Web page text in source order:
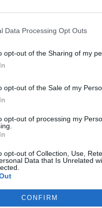
Data Processing Opt Outs
opt-out of the Sharing of my
opt-out of the Sale of my
opt-out of processing my
opt-out of Collection, Use,
Data that Is Unrelated
CONFIRM
padnou vždy
vždy..a na
leží....